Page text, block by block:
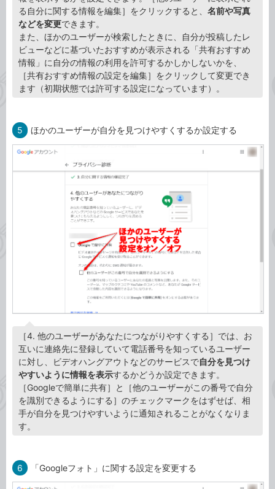
る自分に関する情報を編集］をクリックすると、 名前や写真
などを変更できます。
また、ほかのユーザーが検索したときに、自分が投稿したレ
ビューなどに基づいたおすすめが表示される「共有おすすめ
情報」に自分の情報の利用を許可するかしかしないかを、
［共有おすすめ情報の設定を編集］をクリックして変更でき
ます（初期状態では許可する設定になっています）。
5 ほかのユーザーが自分を見つけやすくするか設定する
［4. 他のユーザーがあなたにつながりやすくする］では、お
互いに連絡先に登録していて電話番号を知っているユーザー
に対し、ビデオハングアウトなどのサービスで自分を見つけ
やすいように情報を表示するかどうか設定できます。
［Googleで簡単に共有］と［他のユーザーがこの番号で自分
を識別できるようにする］のチェックマークをはずせば、相
手が自分を見つけやすいように通知されることがなくなりま
す。
6 「Googleフォト」に関する設定を変更する